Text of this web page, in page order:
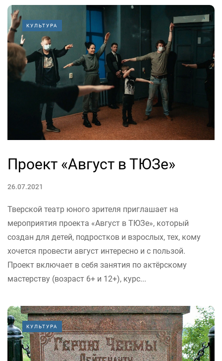
КУЛЬТУРА
Проект «Август в ТЮЗе»
26.07.2021
Тверской театр юного зрителя приглашает на
мероприятия проекта «Август в ТЮЗе», который
создан для детей, подростков и взрослых, тех, кому
хочется провести август интересно и с пользой.
Проект включает в себя занятия по актёрскому
мастерству (возраст 6+ и 12+), курс...
КУЛЬТУРА